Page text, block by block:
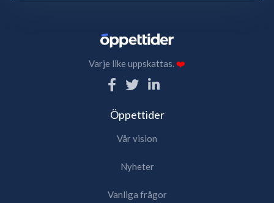
Varje like uppskattas.❤️
Öppettider
Vår vision
Nyheter
Vanliga frågor